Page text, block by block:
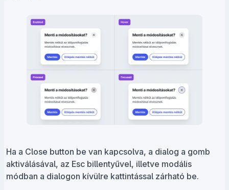
Ha a Close button be van kapcsolva, a dialog a gomb
aktiválásával, az Esc billentyűvel, illetve modális
módban a dialogon kívülre kattintással zárható be.